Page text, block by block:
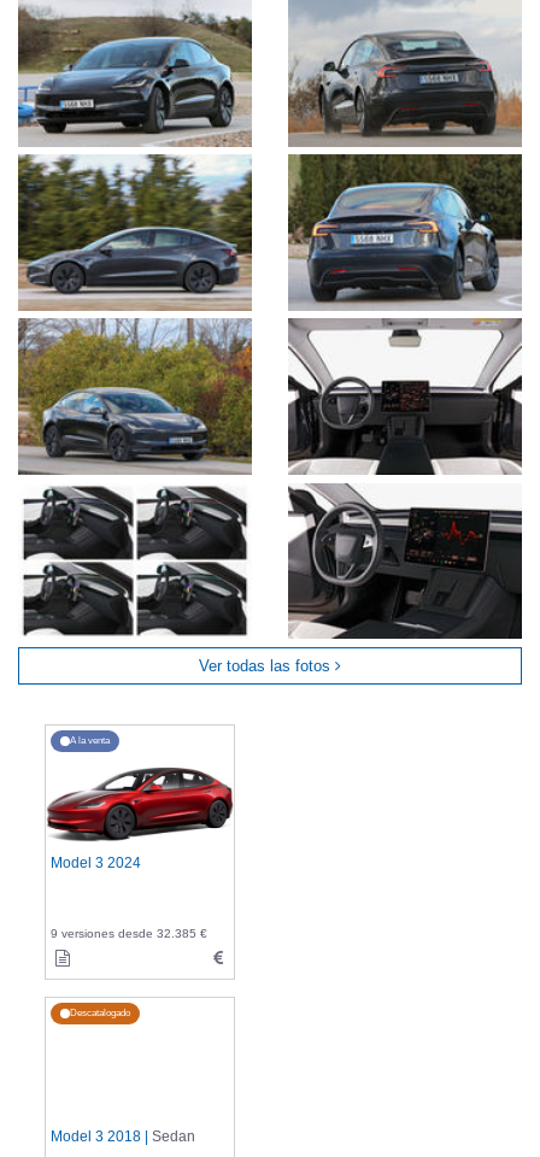
Ver todas las fotos
A la venta
Model 3 2024
9 versiones desde 32.385 €
Descatalogado
Model 3 2018 | Sedan